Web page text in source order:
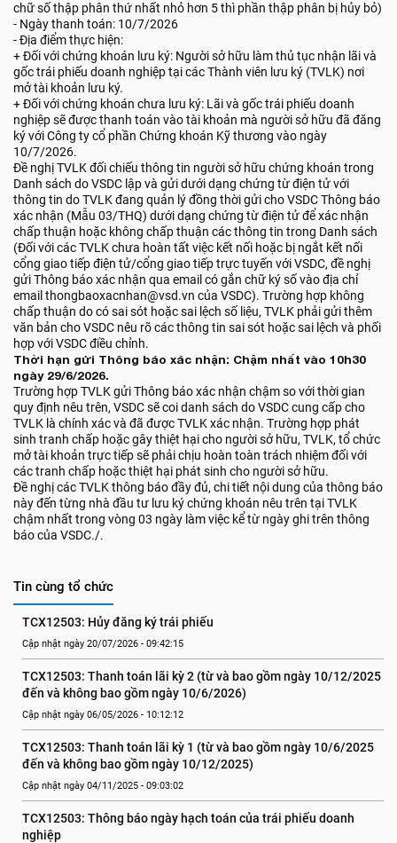
chữ số thập phân thứ nhất nhỏ hơn 5 thì phần thập phân bị hủy bỏ)
- Ngày thanh toán: 10/7/2026
- Địa điểm thực hiện:
+ Đối với chứng khoán lưu ký: Người sở hữu làm thủ tục nhận lãi và
gốc trái phiếu doanh nghiệp tại các Thành viên lưu ký (TVLK) nơi
mở tài khoản lưu ký.
+ Đối với chứng khoán chưa lưu ký: Lãi và gốc trái phiếu doanh
nghiệp sẽ được thanh toán vào tài khoản mà người sở hữu đã đăng
ký với Công ty cổ phần Chứng khoán Kỹ thương vào ngày
10/7/2026.
Đề nghị TVLK đối chiếu thông tin người sở hữu chứng khoán trong
Danh sách do VSDC lập và gửi dưới dạng chứng từ điện tử với
thông tin do TVLK đang quản lý đồng thời gửi cho VSDC Thông báo
xác nhận (Mẫu 03/THQ) dưới dạng chứng từ điện tử để xác nhận
chấp thuận hoặc không chấp thuận các thông tin trong Danh sách
(Đối với các TVLK chưa hoàn tất việc kết nối hoặc bị ngắt kết nối
cổng giao tiếp điện tử/cổng giao tiếp trực tuyến với VSDC, đề nghị
gửi Thông báo xác nhận qua email có gắn chữ ký số vào địa chỉ
email thongbaoxacnhan@vsd.vn của VSDC). Trường hợp không
chấp thuận do có sai sót hoặc sai lệch số liệu, TVLK phải gửi thêm
văn bản cho VSDC nêu rõ các thông tin sai sót hoặc sai lệch và phối
hợp với VSDC điều chỉnh.
Thời hạn gửi Thông báo xác nhận: Chậm nhất vào 10h30
ngày 29/6/2026.
Trường hợp TVLK gửi Thông báo xác nhận chậm so với thời gian
quy định nêu trên, VSDC sẽ coi danh sách do VSDC cung cấp cho
TVLK là chính xác và đã được TVLK xác nhận. Trường hợp phát
sinh tranh chấp hoặc gây thiệt hại cho người sở hữu, TVLK, tổ chức
mở tài khoản trực tiếp sẽ phải chịu hoàn toàn trách nhiệm đối với
các tranh chấp hoặc thiệt hại phát sinh cho người sở hữu.
Đề nghị các TVLK thông báo đầy đủ, chi tiết nội dung của thông báo
này đến từng nhà đầu tư lưu ký chứng khoán nêu trên tại TVLK
chậm nhất trong vòng 03 ngày làm việc kể từ ngày ghi trên thông
báo của VSDC./.
Tin cùng tổ chức
TCX12503: Hủy đăng ký trái phiếu
Cập nhật ngày 20/07/2026 - 09:42:15
TCX12503: Thanh toán lãi kỳ 2 (từ và bao gồm ngày 10/12/2025
đến và không bao gồm ngày 10/6/2026)
Cập nhật ngày 06/05/2026 - 10:12:12
TCX12503: Thanh toán lãi kỳ 1 (từ và bao gồm ngày 10/6/2025
đến và không bao gồm ngày 10/12/2025)
Cập nhật ngày 04/11/2025 - 09:03:02
TCX12503: Thông báo ngày hạch toán của trái phiếu doanh
nghiệp